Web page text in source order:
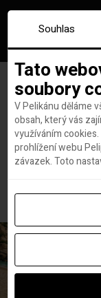
2 v 1: Podzim
2 v 1:
a na
Souhlas
Tato
soubory
V Pelikánu děláme
obsah, který vás
využíváním
prohlížení webu
závazek. Toto